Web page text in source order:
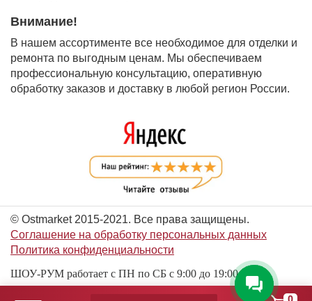
Внимание!
В нашем ассортименте все необходимое для отделки и
ремонта по выгодным ценам. Мы обеспечиваем
профессиональную консультацию, оперативную
обработку заказов и доставку в любой регион России.
© Ostmarket 2015-2021. Все права защищены.
Соглашение на обработку персональных данных
Политика конфиденциальности
ШОУ-РУМ работает с ПН по СБ с 9:00 до 19:00